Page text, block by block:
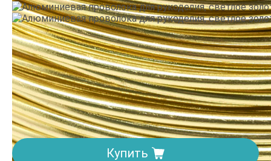
Производитель:Китай•Тематика: Универсальные•
Цвет: Золото
8.9грн
Купить